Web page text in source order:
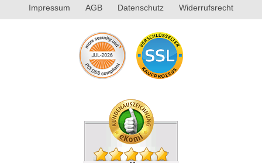
Impressum AGB Datenschutz Widerrufsrecht